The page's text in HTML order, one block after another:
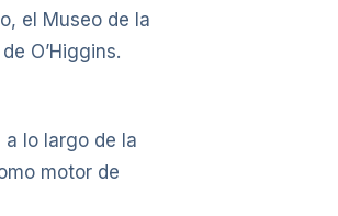
el Museo de la
O’Higgins.
a lo largo de la
motor de